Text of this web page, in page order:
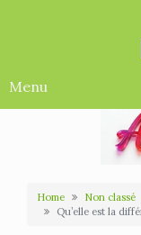
Menu
Home
Non classé
Qu’elle est la